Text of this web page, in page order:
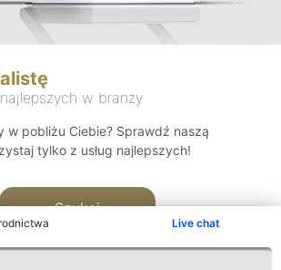
Live chat
w branży
w pobliżu Ciebie? Sprawdź naszą
tylko z usług najlepszych!
Szukaj